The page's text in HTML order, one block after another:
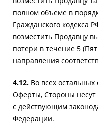
полном объеме в
Гражданского кодекса
возместить Продавцу
потери в течение 5
направления
4.12. Во всех
Оферты, Стороны несут
с действующим
Федерации.